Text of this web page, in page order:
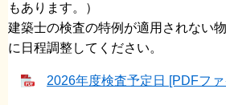
もあります。）
建築士の検査の特例が適用されない
に日程調整してください。
2026年度検査予定日 [PDFフ